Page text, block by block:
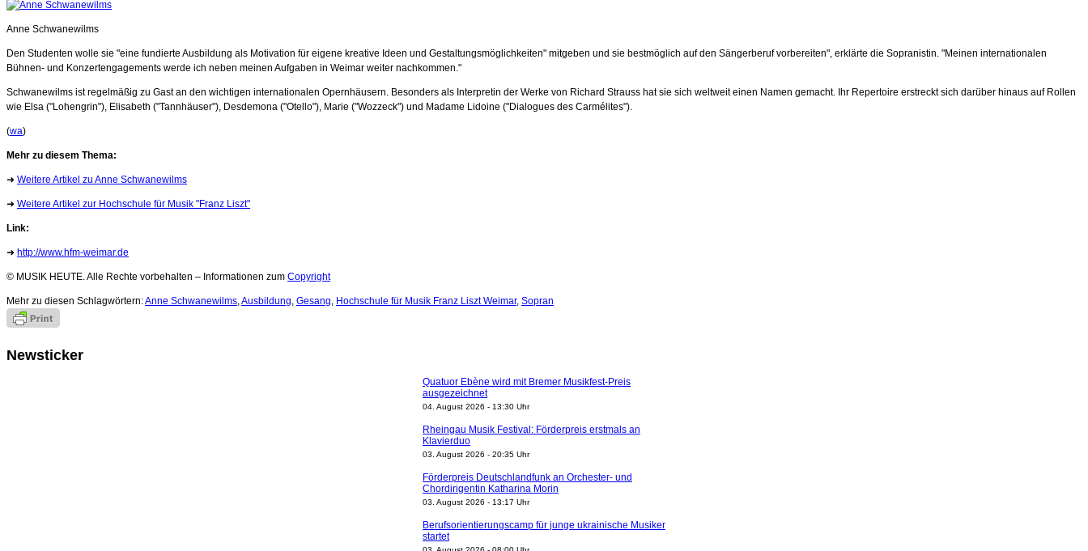
Anne Schwanewilms
Den Studenten wolle sie "eine fundierte Ausbildung als Motivation für eigene kreative Ideen und Gestaltungsmöglichkeiten" mitgeben und sie bestmöglich auf den Sängerberuf vorbereiten", erklärte die Sopranistin. "Meinen internationalen
Bühnen- und Konzertengagements werde ich neben meinen Aufgaben in Weimar weiter nachkommen."
Schwanewilms ist regelmäßig zu Gast an den wichtigen internationalen Opernhäusern. Besonders als Interpretin der Werke von Richard Strauss hat sie sich weltweit einen Namen gemacht. Ihr Repertoire erstreckt sich darüber hinaus auf Rollen
wie Elsa ("Lohengrin"), Elisabeth ("Tannhäuser"), Desdemona ("Otello"), Marie ("Wozzeck") und Madame Lidoine ("Dialogues des Carmélites").
(wa)
Mehr zu diesem Thema:
➜ Weitere Artikel zu Anne Schwanewilms
➜ Weitere Artikel zur Hochschule für Musik "Franz Liszt"
Link:
➜ http://www.hfm-weimar.de
© MUSIK HEUTE. Alle Rechte vorbehalten – Informationen zum Copyright
Mehr zu diesen Schlagwörtern:Anne Schwanewilms,Ausbildung, Gesang, Hochschule für Musik Franz Liszt Weimar, Sopran
Newsticker
Quatuor Ebène wird mit Bremer Musikfest-Preis
ausgezeichnet
04. August 2026 - 13:30 Uhr
Rheingau Musik Festival: Förderpreis erstmals an
Klavierduo
03. August 2026 - 20:35 Uhr
Förderpreis Deutschlandfunk an Orchester- und
Chordirigentin Katharina Morin
03. August 2026 - 13:17 Uhr
Berufsorientierungscamp für junge ukrainische Musiker
startet